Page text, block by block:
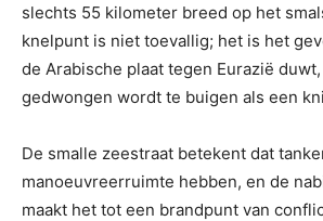
slechts 55 kilometer breed op het
knelpunt is niet toevallig; het is het
de Arabische plaat tegen Eurazië
gedwongen wordt te buigen als een
De smalle zeestraat betekent dat
manoeuvreerruimte hebben, en de
maakt het tot een brandpunt van